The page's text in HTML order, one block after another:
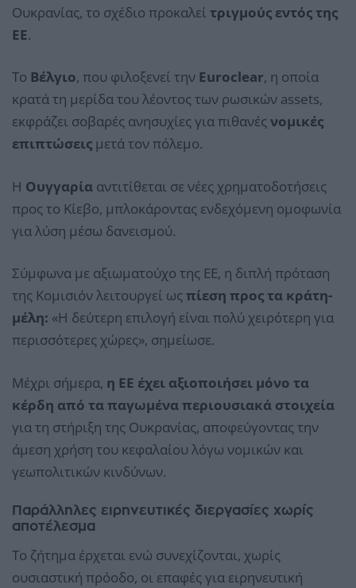
Ουκρανίας, το σχέδιο προκαλεί τριγμούς εντός της
ΕΕ.
Το Βέλγιο, που φιλοξενεί την Euroclear, η οποία
κρατά τη μερίδα του λέοντος των ρωσικών assets,
εκφράζει σοβαρές ανησυχίες για πιθανές νομικές
επιπτώσεις μετά τον πόλεμο.
Η Ουγγαρία αντιτίθεται σε νέες χρηματοδοτήσεις
προς το Κίεβο, μπλοκάροντας ενδεχόμενη ομοφωνία
για λύση μέσω δανεισμού.
Σύμφωνα με αξιωματούχο της ΕΕ, η διπλή πρόταση
της Κομισιόν λειτουργεί ως πίεση προς τα κράτη-
μέλη: «Η δεύτερη επιλογή είναι πολύ χειρότερη για
περισσότερες χώρες», σημείωσε.
Μέχρι σήμερα, η ΕΕ έχει αξιοποιήσει μόνο τα
κέρδη από τα παγωμένα περιουσιακά στοιχεία
για τη στήριξη της Ουκρανίας, αποφεύγοντας την
άμεση χρήση του κεφαλαίου λόγω νομικών και
γεωπολιτικών κινδύνων.
Παράλληλες ειρηνευτικές διεργασίες χωρίς
αποτέλεσμα
Το ζήτημα έρχεται ενώ συνεχίζονται, χωρίς
ουσιαστική πρόοδο, οι επαφές για ειρηνευτική